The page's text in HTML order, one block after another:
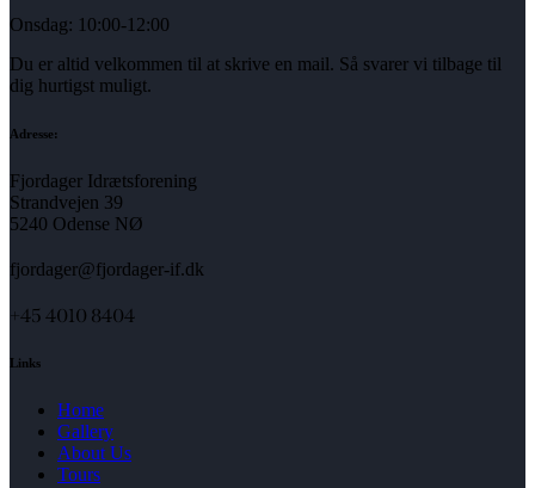
Onsdag: 10:00-12:00
Du er altid velkommen til at skrive en mail. Så svarer vi tilbage til
dig hurtigst muligt.
Adresse:
Fjordager Idrætsforening
Strandvejen 39
5240 Odense NØ
fjordager@fjordager-if.dk
+45 4010 8404
Links
Home
Gallery
About Us
Tours